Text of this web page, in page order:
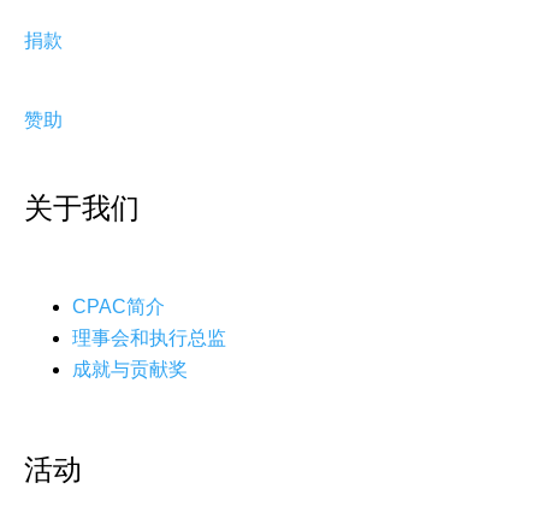
捐款
赞助
关于我们
CPAC简介
理事会和执行总监
成就与贡献奖
活动